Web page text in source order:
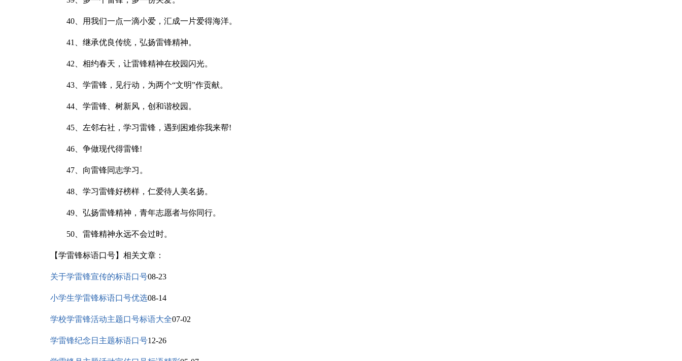
40、用我们一点一滴小爱，汇成一片爱得海洋。
41、继承优良传统，弘扬雷锋精神。
42、相约春天，让雷锋精神在校园闪光。
43、学雷锋，见行动，为两个“文明”作贡献。
44、学雷锋、树新风，创和谐校园。
45、左邻右社，学习雷锋，遇到困难你我来帮!
46、争做现代得雷锋!
47、向雷锋同志学习。
48、学习雷锋好榜样，仁爱待人美名扬。
49、弘扬雷锋精神，青年志愿者与你同行。
50、雷锋精神永远不会过时。
【学雷锋标语口号】相关文章：
关于学雷锋宣传的标语口号08-23
小学生学雷锋标语口号优选08-14
学校学雷锋活动主题口号标语大全07-02
学雷锋纪念日主题标语口号12-26